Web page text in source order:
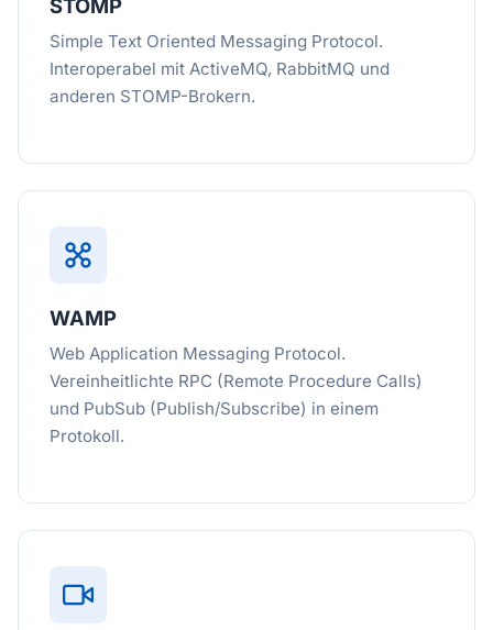
STOMP
Simple Text Oriented Messaging Protocol.
Interoperabel mit ActiveMQ, RabbitMQ und
anderen STOMP-Brokern.
WAMP
Web Application Messaging Protocol.
Vereinheitlichte RPC (Remote Procedure Calls)
und PubSub (Publish/Subscribe) in einem
Protokoll.